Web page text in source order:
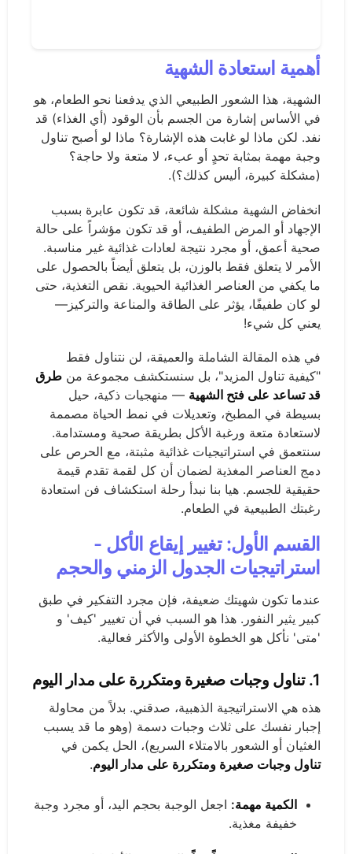
أهمية استعادة الشهية
الشهية، هذا الشعور الطبيعي الذي يدفعنا نحو الطعام، هو
في الأساس إشارة من الجسم بأن الوقود (أي الغذاء) قد
نفد. لكن ماذا لو غابت هذه الإشارة؟ ماذا لو أصبح تناول
وجبة مهمة بمثابة تحدٍ أو عبء، لا متعة ولا حاجة؟
(مشكلة كبيرة، أليس كذلك؟).
انخفاض الشهية مشكلة شائعة، قد تكون عابرة بسبب
الإجهاد أو المرض الطفيف، أو قد تكون مؤشراً على حالة
صحية أعمق، أو مجرد نتيجة لعادات غذائية غير مناسبة.
الأمر لا يتعلق فقط بالوزن، بل يتعلق أيضاً بالحصول على
ما يكفي من العناصر الغذائية الحيوية. نقص التغذية، حتى
لو كان طفيفًا، يؤثر على الطاقة والمناعة والتركيز—
يعني كل شيء!
في هذه المقالة الشاملة والعميقة، لن نتناول فقط
"كيفية تناول المزيد"، بل سنستكشف مجموعة من طرق
قد تساعد على فتح الشهية — منهجيات ذكية، حيل
بسيطة في المطبخ، وتعديلات في نمط الحياة مصممة
لاستعادة متعة ورغبة الأكل بطريقة صحية ومستدامة.
سنتعمق في استراتيجيات غذائية مثبتة، مع الحرص على
دمج العناصر المغذية لضمان أن كل لقمة تقدم قيمة
حقيقية للجسم. هيا بنا نبدأ رحلة استكشاف فن استعادة
رغبتك الطبيعية في الطعام.
القسم الأول: تغيير إيقاع الأكل -
استراتيجيات الجدول الزمني والحجم
عندما تكون شهيتك ضعيفة، فإن مجرد التفكير في طبق
كبير يثير النفور. هذا هو السبب في أن تغيير 'كيف' و
'متى' نأكل هو الخطوة الأولى والأكثر فعالية.
1. تناول وجبات صغيرة ومتكررة على مدار اليوم
هذه هي الاستراتيجية الذهبية، صدقني. بدلاً من محاولة
إجبار نفسك على ثلاث وجبات دسمة (وهو ما قد يسبب
الغثيان أو الشعور بالامتلاء السريع)، الحل يكمن في
تناول وجبات صغيرة ومتكررة على مدار اليوم.
الكمية مهمة: اجعل الوجبة بحجم اليد، أو مجرد وجبة
خفيفة مغذية.